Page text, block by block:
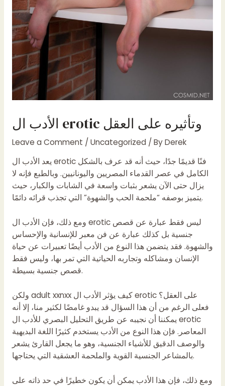
الأدب ال erotic وتأثيره على العقل
Leave a Comment / Uncategorized/ ByDerek
يعد الأدب ال erotic فنًا قديمًا جدًا، حيث أنه قد عرف بالشكل
الكامل في عصر القدماء المصريين واليونانيين. وبالطبع فإنه لا
يزال حتى الآن يشعر بثبات واسعة في الشابات والكبار، حيث
يتميز بوصفه “ملحمة الحب والشهوة” التي تجذب قرائه دائمًا.
ومع ذلك، فإن الأدب ال erotic ليس فقط عبارة عن قصص
جنسية بل كذلك عبارة عن فن معبر للإنسانية والإحساس
والشهوة. فقد يتضمن هذا النوع من الأدب أيضًا تعبيرات عن حياة
الإنسان ومشاكله وتجاربه الحياتية التي تمر بها، وليس فقط
قصص جنسية بسيطة.
adult xxnxxكيف يؤثر الأدب ال erotic على العقل؟
فعلى الرغم من أن هذا السؤال قد يبدو غامضًا لكثير منا، إلا أنه
يمكننا أن نجيبه عن طريق التحليل البصري للأدب ال erotic
المعاصر. فإن هذا النوع من الأدب يستخدم كثيرًا اللغة البديهية
والوصف الدقيق للأشياء الجنسية، وهو ما يجعل القارئ يشعر
بالمشاعر الجنسية القوية والملحمة العشقية التي يحتاجها.
ومع ذلك، فإن هذا الأدب يمكن أن يكون خطيرًا في حد ذاته على